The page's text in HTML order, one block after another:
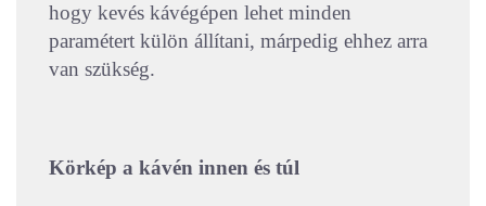
hogy kevés kávégépen lehet minden
paramétert külön állítani, márpedig ehhez arra
van szükség.
Körkép a kávén innen és túl